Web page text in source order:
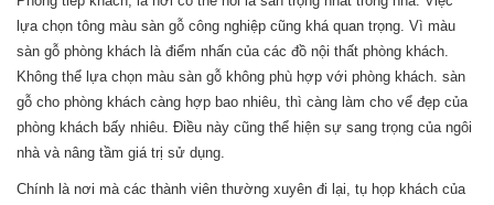
lựa chọn tông màu sàn gỗ công nghiệp cũng khá quan trọng. Vì màu
sàn gỗ phòng khách là điểm nhấn của các đồ nội thất phòng khách.
Không thể lựa chọn màu sàn gỗ không phù hợp với phòng khách. sàn
gỗ cho phòng khách càng hợp bao nhiêu, thì càng làm cho vể đẹp của
phòng khách bấy nhiêu. Điều này cũng thể hiện sự sang trọng của ngôi
nhà và nâng tầm giá trị sử dụng.
Chính là nơi mà các thành viên thường xuyên đi lại, tụ họp khách của